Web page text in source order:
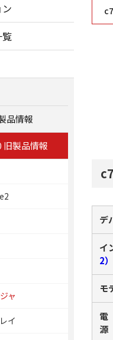
デ
イ
2）
モ
電
源
覧
品情報
旧製品情報
ャ
イ